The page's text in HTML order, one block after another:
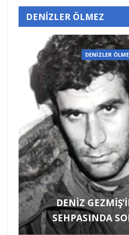
DENİZLER ÖLMEZ
DENİZLER